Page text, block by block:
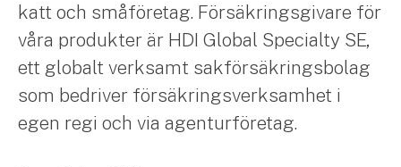
katt och småföretag. Försäkringsgivare för
våra produkter är HDI Global Specialty SE,
ett globalt verksamt sakförsäkringsbolag
som bedriver försäkringsverksamhet i
egen regi och via agenturföretag.